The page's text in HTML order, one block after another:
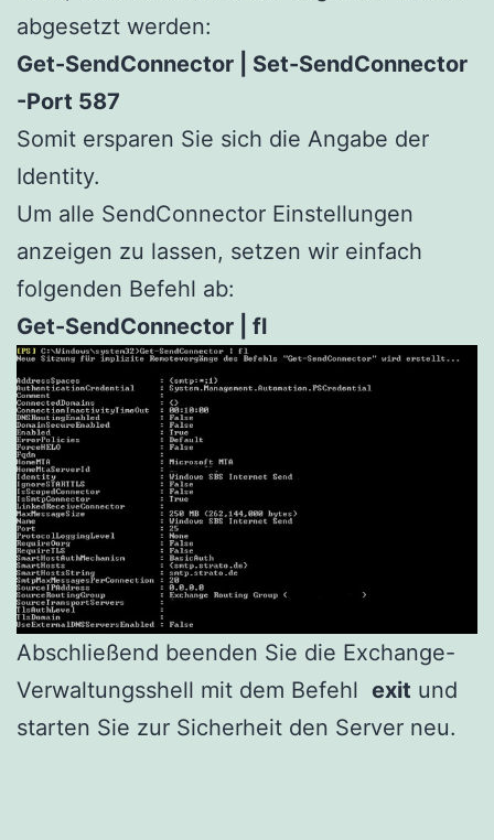
abgesetzt werden:
Get-SendConnector | Set-SendConnector
-Port 587
Somit ersparen Sie sich die Angabe der
Identity.
Um alle SendConnector Einstellungen
anzeigen zu lassen, setzen wir einfach
folgenden Befehl ab:
Get-SendConnector | fl
Abschließend beenden Sie die Exchange-
Verwaltungsshell mit dem Befehl exit und
starten Sie zur Sicherheit den Server neu.